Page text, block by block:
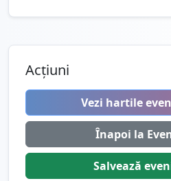
Acțiuni
Vezi hartile
Înapoi la
Salvează